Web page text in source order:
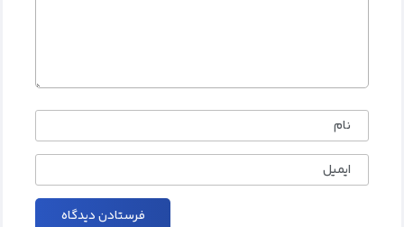
نام
ایمیل